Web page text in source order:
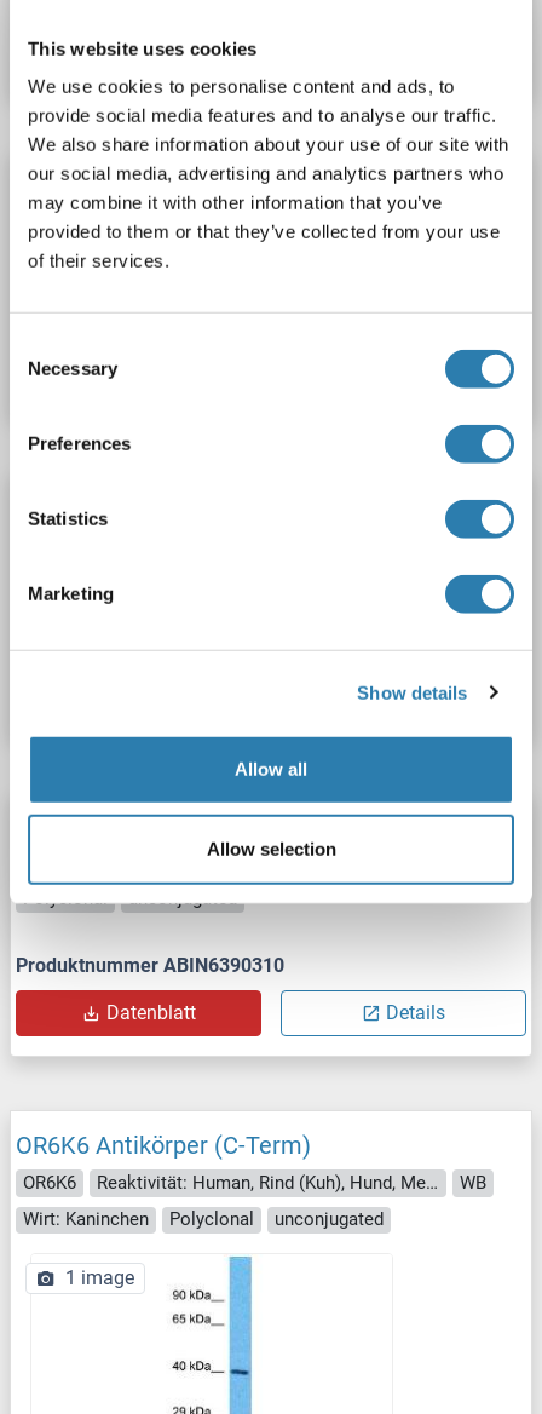
This website uses cookies
We use cookies to personalise content and ads, to
provide social media features and to analyse our traffic.
We also share information about your use of our site with
our social media, advertising and analytics partners who
may combine it with other information that you’ve
provided to them or that they’ve collected from your use
of their services.
Selection
Necessary
Preferences
Statistics
Marketing
Show details
Allow all
Allow selection
Datenblatt
OR6K6 Antikörper (AA 310-338)
OR6K6 Reaktivität: Human WB
Wirt: Kaninchen
Polyclonal
unconjugated
Datenblatt
OR6K6 Antikörper (AA 50-130)
Wirt: Kaninchen
Produktnummer ABIN7230358
Details
OR6K6 Antikörper (AA 50-130)
Reaktivität: Human WB, ELISA
Polyclonal
unconjugated
Produktnummer ABIN6390310
Datenblatt Details
OR6K6 Antikörper (C-Term)
OR6K6 Reaktivität: Human, Rind (Kuh), Hund, Meerschweinchen, Pferd, Maus, Schwein, Kaninchen, Ratte
WB
Wirt: Kaninchen
Polyclonal unconjugated
1 image